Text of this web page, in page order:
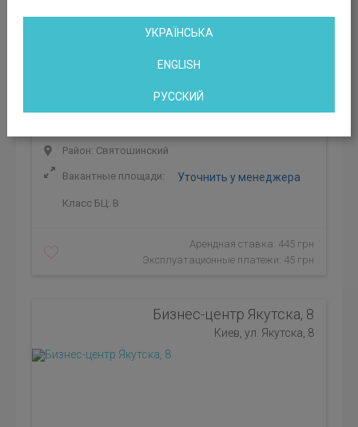
Район: Святошинский
Вакантные площади: Уточнить у менеджера
Класс БЦ: B
Арендная ставка: 445 грн
Эксплуатационные платежи: 45 грн
Бизнес-центр Якутска, 8
Киев, ул. Якутска, 8
УКРАЇНСЬКА
ENGLISH
РУССКИЙ